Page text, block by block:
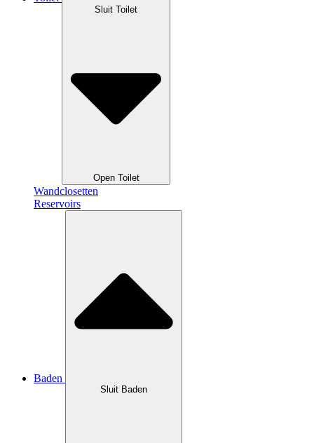
Sluit Toilet
Open Toilet
Wandclosetten
Reservoirs
Baden
Sluit Baden